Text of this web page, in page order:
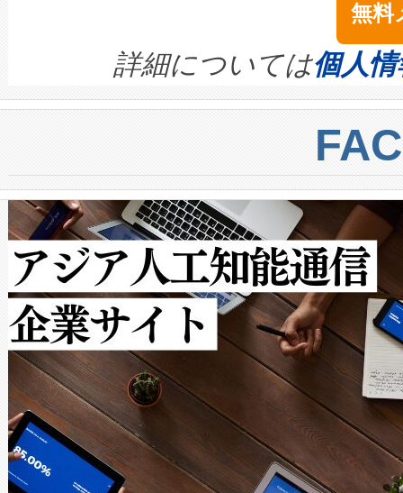
きます。この効率性は、フェ
ます。 Voltaiq provides a
quality and reliability for AI
BESS stack to ensure battery
centers. Voltaiqは、ai&のAI
からシステム統合、試運転、
クルの各段階のデータを監視
[…]
イズの小径化を実現すること
す。ノーマルモードでは、
ートル先まで検出でき、これ
トに対して約600メートルに
では、反射率10％のターゲッ
で向上し、最大検知距離は
ットだけで最大1キロメート
ルの変電所周囲を監視でき、
作業と点群処理を簡素化でき
Avia 2は、2種類のFOVオプシ
× 80°のノーマルモード、長
ードを切り替えて使用するこ
ることなく、単一のデバイス
無料
詳細については個人